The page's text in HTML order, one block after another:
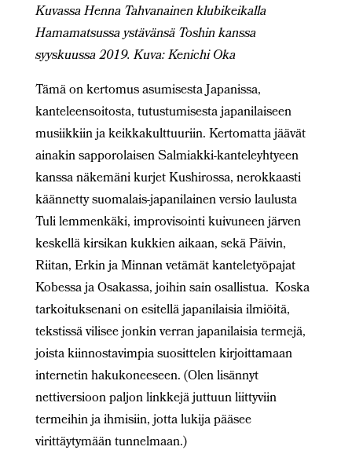
Kuvassa Henna Tahvanainen klubikeikalla
Hamamatsussa ystävänsä Toshin kanssa
syyskuussa 2019. Kuva: Kenichi Oka
Tämä on kertomus asumisesta Japanissa,
kanteleensoitosta, tutustumisesta japanilaiseen
musiikkiin ja keikkakulttuuriin. Kertomatta jäävät
ainakin sapporolaisen Salmiakki-kanteleyhtyeen
kanssa näkemäni kurjet Kushirossa, nerokkaasti
käännetty suomalais-japanilainen versio laulusta
Tuli lemmenkäki, improvisointi kuivuneen järven
keskellä kirsikan kukkien aikaan, sekä Päivin,
Riitan, Erkin ja Minnan vetämät kanteletyöpajat
Kobessa ja Osakassa, joihin sain osallistua. Koska
tarkoituksenani on esitellä japanilaisia ilmiöitä,
tekstissä vilisee jonkin verran japanilaisia termejä,
joista kiinnostavimpia suosittelen kirjoittamaan
internetin hakukoneeseen. (Olen lisännyt
nettiversioon paljon linkkejä juttuun liittyviin
termeihin ja ihmisiin, jotta lukija pääsee
virittäytymään tunnelmaan.)